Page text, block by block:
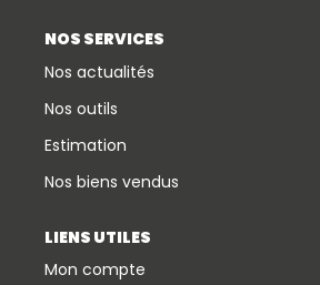
NOS SERVICES
Nos actualités
Nos outils
Estimation
Nos biens vendus
LIENS UTILES
Mon compte